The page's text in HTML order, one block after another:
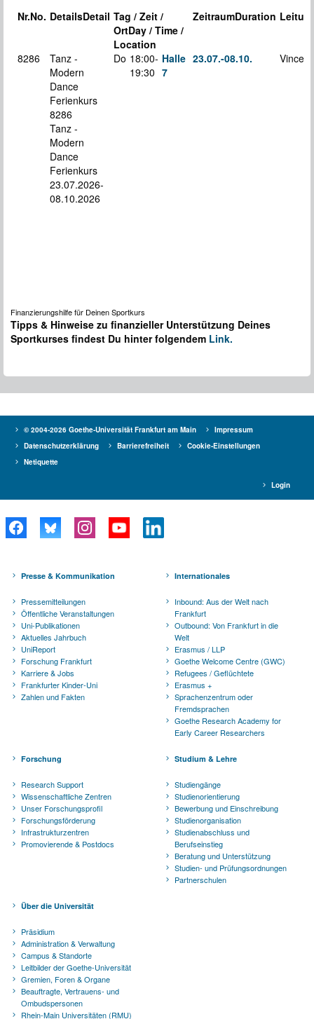
Nr.No. DetailsDetail Tag / Zeit /
OrtDay / Time /
Location
ZeitraumDuration
8286
Tanz -
Modern
Dance
Ferienkurs
8286
Tanz -
Modern
Dance
Ferienkurs
23.07.2026-
08.10.2026
Do 18:00-
19:30
Halle
7
23.07.-08.10.
Finanzierungshilfe für Deinen Sportkurs
Tipps & Hinweise zu finanzieller Unterstützung Deines
Sportkurses findest Du hinter folgendem Link.
© 2004-2026 Goethe-Universität Frankfurt am Main
Impressum
Datenschutzerklärung
Barrierefreiheit
Cookie-Einstellungen
Netiquette
Login
Presse & Kommunikation
Pressemitteilungen
Öffentliche Veranstaltungen
Uni-Publikationen
Aktuelles Jahrbuch
UniReport
Forschung Frankfurt
Karriere & Jobs
Frankfurter Kinder-Uni
Zahlen und Fakten
Internationales
Inbound: Aus der Welt nach
Frankfurt
Outbound: Von Frankfurt in die
Welt
Erasmus / LLP
Goethe Welcome Centre (GWC)
Refugees / Geflüchtete
Erasmus +
Sprachenzentrum oder
Fremdsprachen
Goethe Research Academy for
Early Career Researchers
Forschung
Research Support
Wissenschaftliche Zentren
Unser Forschungsprofil
Forschungsförderung
Infrastrukturzentren
Promovierende & Postdocs
Studium & Lehre
Studiengänge
Studienorientierung
Bewerbung und Einschreibung
Studienorganisation
Studienabschluss und
Berufseinstieg
Beratung und Unterstützung
Studien- und Prüfungsordnungen
Partnerschulen
Über die Universität
Präsidium
Administration & Verwaltung
Campus & Standorte
Leitbilder der Goethe-Universität
Gremien, Foren & Organe
Beauftragte, Vertrauens- und
Ombudspersonen
Rhein-Main Universitäten (RMU)